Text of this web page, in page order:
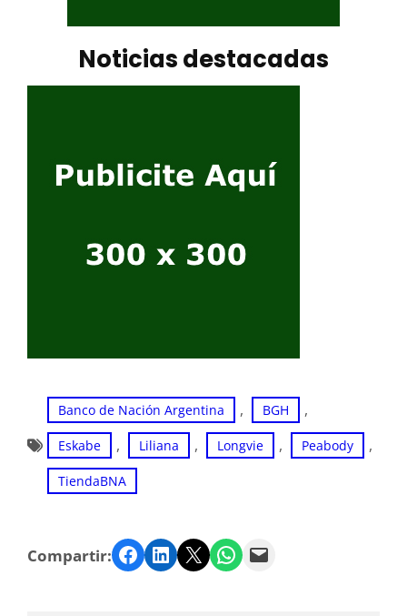
Noticias destacadas
Banco de Nación Argentina , BGH ,
Eskabe , Liliana , Longvie , Peabody ,
TiendaBNA
Compartir: Facebook LinkedIn Twitter WhatsApp Email